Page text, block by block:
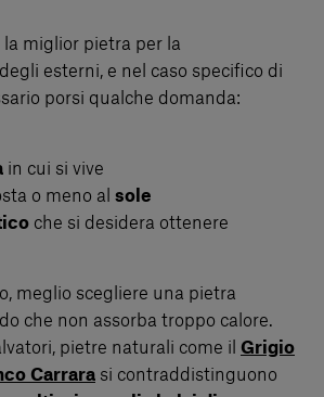
la miglior pietra per la
esterni, e nel caso specifico di
porsi qualche domanda:
in cui si vive
o meno al sole
che si desidera ottenere
meglio scegliere una pietra
che non assorba troppo calore.
pietre naturali come il Grigio
Carrara si contraddistinguono